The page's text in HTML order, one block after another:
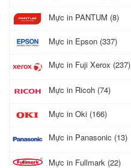
Mực in PANTUM (8)
Mực in Epson (337)
Mực in Fuji Xerox (237)
Mực in Ricoh (74)
Mực in Oki (166)
Mực in Panasonic (13)
Mực in Fullmark (22)